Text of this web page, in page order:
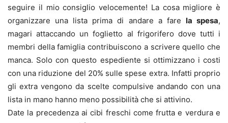
seguire il mio consiglio velocemente! La cosa migliore è
organizzare una lista prima di andare a fare la spesa,
magari attaccando un foglietto al frigorifero dove tutti i
membri della famiglia contribuiscono a scrivere quello che
manca. Solo con questo espediente si ottimizzano i costi
con una riduzione del 20% sulle spese extra. Infatti proprio
gli extra vengono da scelte compulsive andando con una
lista in mano hanno meno possibilità che si attivino.
Date la precedenza ai cibi freschi come frutta e verdura e